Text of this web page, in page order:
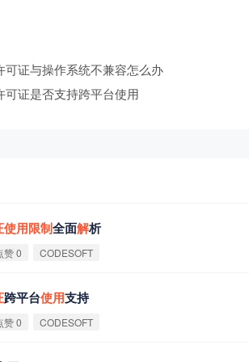
可证与操作系统不兼容怎么办
可证是否支持跨平台使用
使用限制全面解析
赞 0 CODESOFT
跨平台使用支持
赞 0 CODESOFT